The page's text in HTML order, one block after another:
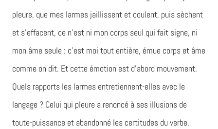
pleure, que mes larmes jaillissent et coulent, puis sèchent
et s’effacent, ce n’est ni mon corps seul qui fait signe, ni
mon âme seule : c’est moi tout entière, émue corps et âme
comme on dit. Et cette émotion est d’abord mouvement.
Quels rapports les larmes entretiennent-elles avec le
langage ? Celui qui pleure a renoncé à ses illusions de
toute-puissance et abandonné les certitudes du verbe.